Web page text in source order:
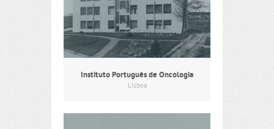
Instituto Português de Oncologia
Lisboa